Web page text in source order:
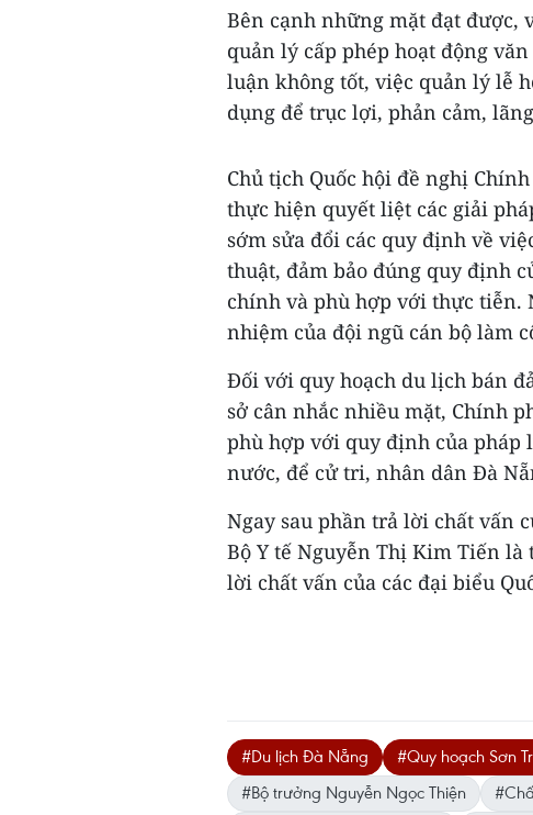
Bên cạnh những mặt đạt được,
quản lý cấp phép hoạt động
luận không tốt, việc quản lý lễ
dụng để trục lợi, phản cảm,
Chủ tịch Quốc hội đề nghị
thực hiện quyết liệt các giải
sớm sửa đổi các quy định về
thuật, đảm bảo đúng quy định
chính và phù hợp với thực tiễn.
nhiệm của đội ngũ cán bộ làm
Đối với quy hoạch du lịch bán
sở cân nhắc nhiều mặt, Chính
phù hợp với quy định của pháp
nước, để cử tri, nhân dân Đà
Ngay sau phần trả lời chất vấn
Bộ Y tế Nguyễn Thị Kim Tiến
lời chất vấn của các đại biểu
#Du lịch Đà Nẵng #Quy hoạch Sơn
#Bộ trưởng Nguyễn Ngọc Thiện